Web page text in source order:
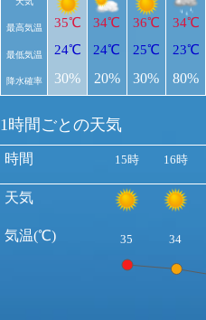
最高気温
最低気温
降水確率
35℃
24℃
30%
34℃
24℃
20%
36℃
25℃
30%
34℃
23℃
80%
1時間ごとの天気
時間
天気
気温(℃)
15時 16時
35 34